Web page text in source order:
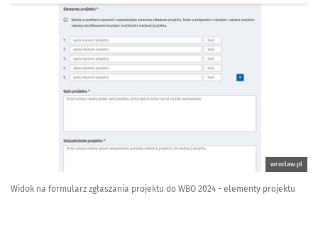
wroclaw.pl
Widok na formularz zgłaszania projektu do WBO 2024 - elementy projektu